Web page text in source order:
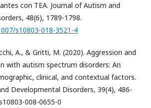
con TEA. Journal of Autism and
48(6), 1789-1798.
s10803-018-3521-4
A., & Gritti, M. (2020). Aggression and
with autism spectrum disorders: An
clinical, and contextual factors.
Developmental Disorders, 39(4), 486-
008-0655-0